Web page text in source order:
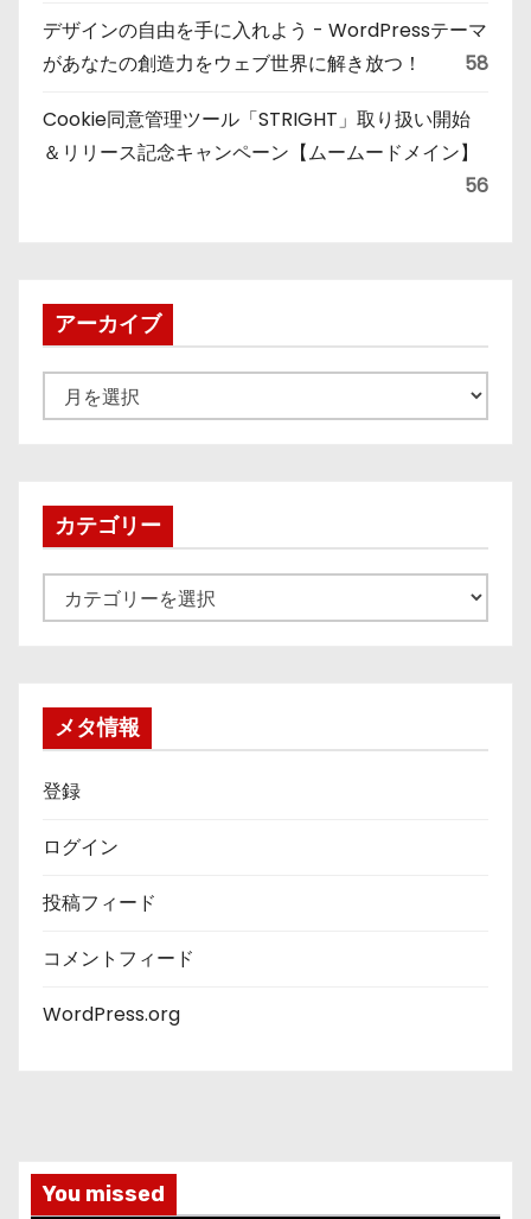
デザインの自由を手に入れよう - WordPressテーマ
があなたの創造力をウェブ世界に解き放つ！
58
Cookie同意管理ツール「STRIGHT」取り扱い開始
＆リリース記念キャンペーン【ムームードメイン】
56
アーカイブ
ー
ブカテゴリー
テ
メタ情報
登録
ログイン
投稿フィード
コメントフィード
WordPress.org
You missed